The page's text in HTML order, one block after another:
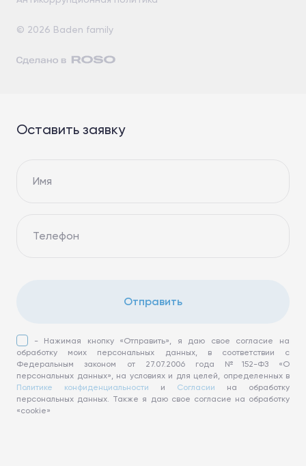
© 2026 Baden family
Оставить заявку
Имя
Телефон
Отправить
- Нажимая кнопку «Отправить», я даю свое согласие на
обработку моих персональных данных, в соответствии с
Федеральным законом от 27.07.2006 года №152-ФЗ «О
персональных данных», на условиях и для целей, определенных в
Политике конфиденциальности и Согласии на обработку
персональных данных. Также я даю свое согласие на обработку
«cookie»